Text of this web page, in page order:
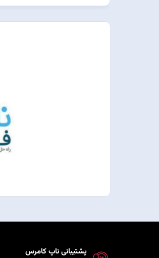
پشتیبانی ناپ کامرس